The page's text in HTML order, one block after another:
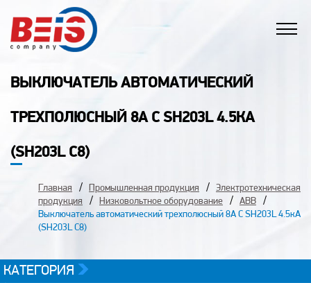
ВЫКЛЮЧАТЕЛЬ АВТОМАТИЧЕСКИЙ
ТРЕХПОЛЮСНЫЙ 8А С SH203L 4.5КА
(SH203L C8)
Главная Промышленная продукция
Электротехническая
продукция
Низковольтное оборудование
ABB
Выключатель автоматический трехполюсный 8А С SH203L 4.5кА
(SH203L C8)
КАТЕГОРИЯ